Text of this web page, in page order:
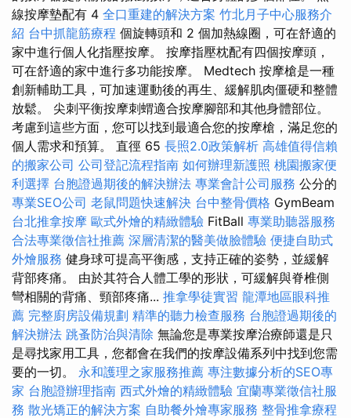
線按摩墊配有 4 全口重建的解決方案 竹北月子中心服務介
紹 台中抓龍筋療程 個旋轉頭和 2 個加熱線圈，可在舒適的
家中進行個人化指壓按摩。 按摩指壓枕配有四個按摩頭，
可在舒適的家中進行多功能按摩。 Medtech 按摩槍是一種
創新輔助工具，可加速運動後的再生、緩解肌肉僵硬和整體
放鬆。 尖刺平衡按摩刺蝟適合按摩腳部和其他身體部位。
考慮到這些方面，您可以找到最適合您的按摩槍，滿足您的
個人需求和預算。 直徑 65 長照2.0政策解析 高雄值得信賴
的搬家公司 公司登記流程指南 如何辦理新護照 桃園搬家便
利選擇 台胞證過期後的解決辦法 專業會計公司服務 公分的
專業SEO公司 老鼠問題快速解決 台中整骨價格 GymBeam
台北推拿按摩 歐式外燴的精緻體驗 FitBall 專業助聽器服務
合法專業徵信社推薦 深層清潔的醫美做臉體驗 便捷自助式
外燴服務 健身球可提高平衡感，支持正確的姿勢，並緩解
背部疼痛。 由於其符合人體工學的形狀，可緩解與脊椎側
彎相關的背痛、頸部疼痛... 推拿學徒實習 龍潭地區眼科推
薦 完整廚房設備規劃 精準的聽力檢查服務 台胞證過期後的
解決辦法 跳蚤防治與清除 無論您是專業按摩治療師還是只
是尋找家用工具，您都會在我們的按摩設備系列中找到您需
要的一切。 永和護理之家服務推薦 專注數據分析的SEO專
家 台胞證辦理指南 西式外燴的精緻體驗 宜蘭專業徵信社服
務 散光矯正的解決方案 自助餐外燴專家服務 整骨推拿療程